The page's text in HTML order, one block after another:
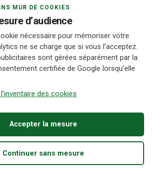
émissions (LEZ)
Fiabilité Démarches Recherche
MUR DE COOKIES
d’audience
nécessaire pour mémoriser votre
ne se charge que si vous l’acceptez.
sont gérées séparément par la
certifiée de Google lorsqu’elle
des cookies
Accepter la mesure
Continuer sans mesure